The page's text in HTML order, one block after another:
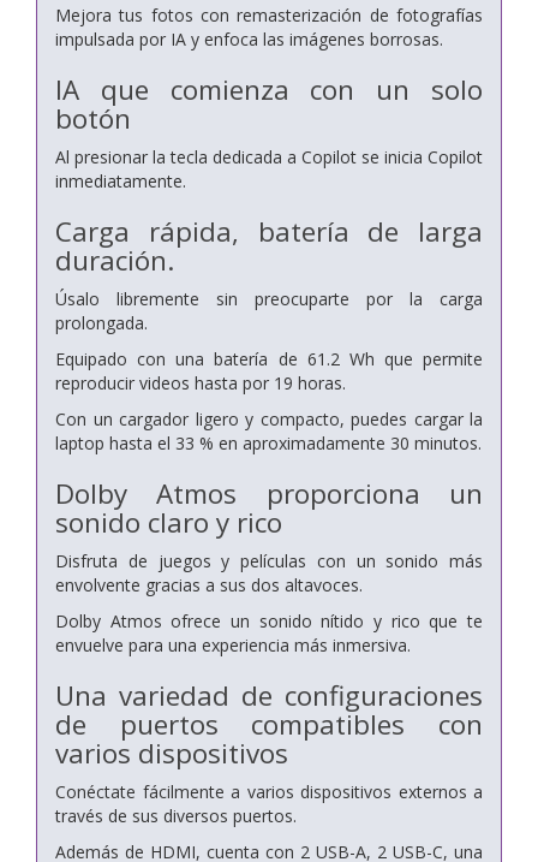
Mejora tus fotos con remasterización de fotografías
impulsada por IA y enfoca las imágenes borrosas.
IA que comienza con un solo
botón
Al presionar la tecla dedicada a Copilot se inicia Copilot
inmediatamente.
Carga rápida, batería de larga
duración.
Úsalo libremente sin preocuparte por la carga
prolongada.
Equipado con una batería de 61.2 Wh que permite
reproducir videos hasta por 19 horas.
Con un cargador ligero y compacto, puedes cargar la
laptop hasta el 33 % en aproximadamente 30 minutos.
Dolby Atmos proporciona un
sonido claro y rico
Disfruta de juegos y películas con un sonido más
envolvente gracias a sus dos altavoces.
Dolby Atmos ofrece un sonido nítido y rico que te
envuelve para una experiencia más inmersiva.
Una variedad de configuraciones
de puertos compatibles con
varios dispositivos
Conéctate fácilmente a varios dispositivos externos a
través de sus diversos puertos.
Además de HDMI, cuenta con 2 USB-A, 2 USB-C, una